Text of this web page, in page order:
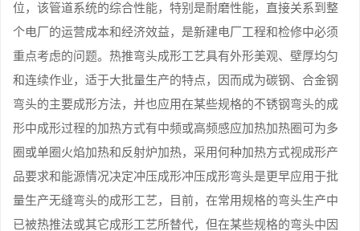
位，该管道系统的综合性能，特别是耐磨性能，直接关系到整
个电厂的运营成本和经济效益，是新建电厂工程和检修中必须
重点考虑的问题。热推弯头成形工艺具有外形美观、壁厚均匀
和连续作业，适于大批量生产的特点，因而成为碳钢、合金钢
弯头的主要成形方法，并也应用在某些规格的不锈钢弯头的成
形中成形过程的加热方式有中频或高频感应加热加热圈可为多
圈或单圈火焰加热和反射炉加热，采用何种加热方式视成形产
品要求和能源情况决定冲压成形冲压成形弯头是更早应用于批
量生产无缝弯头的成形工艺，目前，在常用规格的弯头生产中
已被热推法或其它成形工艺所替代，但在某些规格的弯头中因